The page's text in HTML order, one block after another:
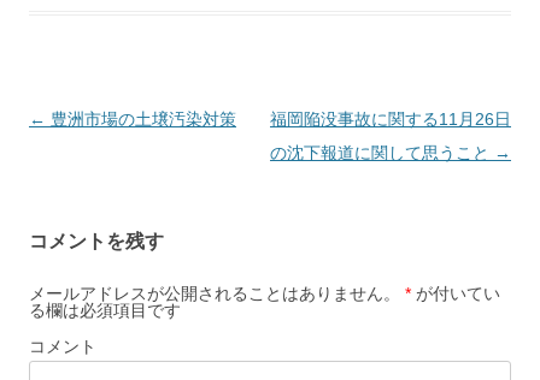
投
ゲ
ー
シ
ョ
← 豊洲市場の土壌汚染対策
福岡陥没事故に関する11月26日
の沈下報道に関して思うこと →
コメントを残す
メールアドレスが公開されることはありません。 * が付いてい
る欄は必須項目です
コメント